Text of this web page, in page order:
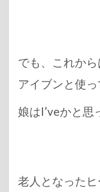
でも、これから
アイブンと使っ
娘はI’veかと思
老人となった